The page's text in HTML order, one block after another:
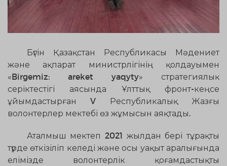
Бүгін Қазақстан Республикасы Мәдениет
және ақпарат министрлігінің қолдауымен
«Birgemiz: areket yaqyty» стратегиялық
серіктестігі аясында Ұлттық фронт-кеңсе
ұйымдастырған V Республикалық Жазғы
волонтерлер мектебі өз жұмысын аяқтады.
Аталмыш мектеп 2021 жылдан бері тұрақты
түрде өткізіліп келеді және осы уақыт аралығында
елімізде волонтерлік қоғамдастықты